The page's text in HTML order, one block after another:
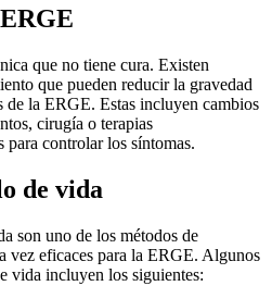
que no tiene cura. Existen
que pueden reducir la gravedad
de la ERGE. Estas incluyen cambios
cirugía o terapias
para controlar los síntomas.
de vida
son uno de los métodos de
vez eficaces para la ERGE. Algunos
vida incluyen los siguientes: